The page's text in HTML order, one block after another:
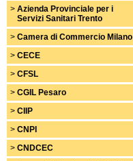
> Azienda Provinciale per i
Servizi Sanitari Trento
> Camera di Commercio Milano
> CECE
> CFSL
> CGIL Pesaro
> CIIP
> CNPI
> CNDCEC